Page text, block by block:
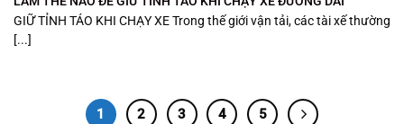
GIỮ TỈNH TÁO KHI CHẠY XE Trong thế giới vận tải, các tài xế thường
[...]
1 2 3 4 5